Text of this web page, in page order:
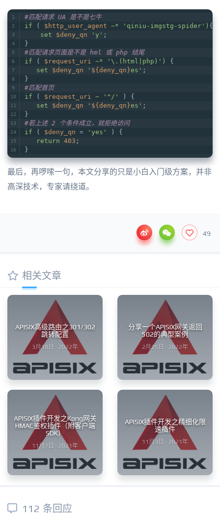
#匹配请求 UA 是不是七牛
if ( $http_user_agent ~* 'qiniu-imgstg-spider') {
set
$deny_qn 'y' ;
}
#匹配请求页面是不是 hml 或 php 结尾
if ( $request_uri ~* '\.(html|php)')
{
set
$deny_qn ' ${deny_qn}es' ;
}
#匹配首页
if ( $request_uri ~ '^/'
) {
set
$deny_qn ' ${deny_qn}es' ;
}
#若上述 2 个条件成立，就拒绝访问
if ( $deny_qn = 'yes'
) {
return 403 ;
}
最后，再啰嗦一句，本文分享的只是小白入门级方案，并非
高深技术，专家请绕道。
49
相关文章
APISIX高级路由之301/302
跳转配置
3月18日 · 2022年
分享一个APISIX网关返回
502的典型案例
2月25日 · 2022年
APISIX插件开发之Kong网关
HMAC鉴权插件（附客户端
SDK）
11月7日 · 2021年
APISIX插件开发之精细化限
速插件
11月3日 · 2021年
112 条回应